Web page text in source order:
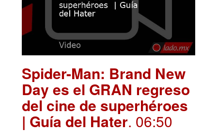
Spider-Man: Brand New
Day es el GRAN regreso
del cine de superhéroes
| Guía del Hater. 06:50